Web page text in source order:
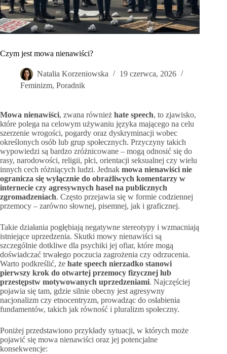
Czym jest mowa nienawiści?
Natalia Korzeniowska
19 czerwca, 2026
Feminizm, Poradnik
Mowa nienawiści, zwana również hate speech, to zjawisko,
które polega na celowym używaniu języka mającego na celu
szerzenie wrogości, pogardy oraz dyskryminacji wobec
określonych osób lub grup społecznych. Przyczyny takich
wypowiedzi są bardzo zróżnicowane – mogą odnosić się do
rasy, narodowości, religii, płci, orientacji seksualnej czy wielu
innych cech różniących ludzi. Jednak mowa nienawiści nie
ogranicza się wyłącznie do obraźliwych komentarzy w
internecie czy agresywnych haseł na publicznych
zgromadzeniach. Często przejawia się w formie codziennej
przemocy – zarówno słownej, pisemnej, jak i graficznej.
Takie działania pogłębiają negatywne stereotypy i wzmacniają
istniejące uprzedzenia. Skutki mowy nienawiści są
szczególnie dotkliwe dla psychiki jej ofiar, które mogą
doświadczać trwałego poczucia zagrożenia czy odrzucenia.
Warto podkreślić, że hate speech nierzadko stanowi
pierwszy krok do otwartej przemocy fizycznej lub
przestępstw motywowanych uprzedzeniami. Najczęściej
pojawia się tam, gdzie silnie obecny jest agresywny
nacjonalizm czy etnocentryzm, prowadząc do osłabienia
fundamentów, takich jak równość i pluralizm społeczny.
Poniżej przedstawiono przykłady sytuacji, w których może
pojawić się mowa nienawiści oraz jej potencjalne
konsekwencje: